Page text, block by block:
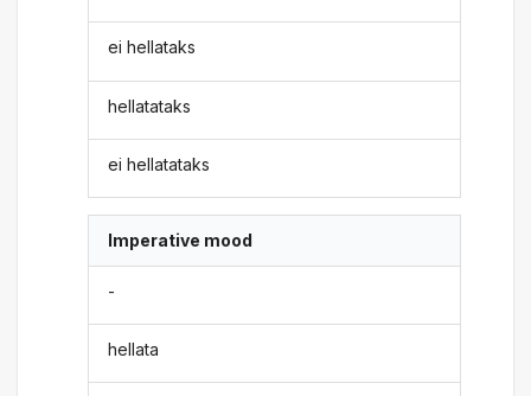
ei hellataks
hellatataks
ei hellatataks
Imperative mood
-
hellata